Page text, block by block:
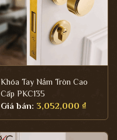
Khóa Tay Nắm Tròn Cao
Cấp PKC135
Giá bán: 3,052,000 ₫